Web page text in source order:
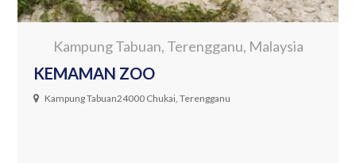
Kampung Tabuan, Terengganu, Malaysia
KEMAMAN ZOO
Kampung Tabuan24000 Chukai, Terengganu